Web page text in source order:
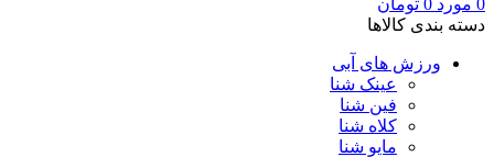
0 مورد 0 تومان
دسته بندی کالاها
ورزش های آبی
عینک شنا
فین شنا
کلاه شنا
مایو شنا